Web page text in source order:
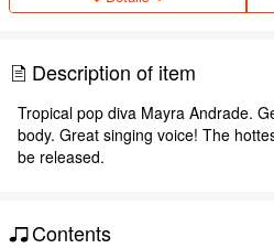
Description of item
Tropical pop diva Mayra Andrade.
body. Great singing voice! The
be released.
Contents